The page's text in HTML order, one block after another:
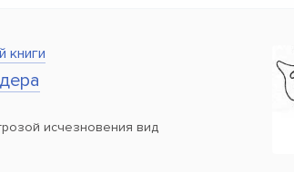
книги
исчезновения вид